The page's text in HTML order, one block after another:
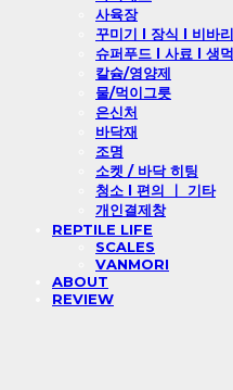
사육장
꾸미기 l 장식 l 비바
슈퍼푸드 l 사료 l 생
칼슘/영양제
물/먹이그릇
은신처
바닥재
조명
소켓 / 바닥 히팅
청소 l 편의 ㅣ 기타
개인결제창
REPTILE LIFE
SCALES
VANMORI
ABOUT
REVIEW